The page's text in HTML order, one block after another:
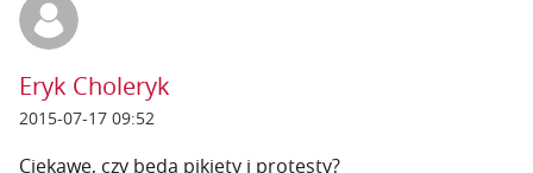
Eryk Choleryk
2015-07-17 09:52
Ciekawe, czy będą pikiety i protesty?